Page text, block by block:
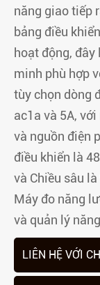
năng giao tiếp
bảng điều
hoạt động,
minh phù hợp
tùy chọn dòng
ac1a và 5A,
và nguồn điện
điều khiển là
và Chiều sâu
Máy đo năng
và quản lý
LIÊN HỆ VỚI